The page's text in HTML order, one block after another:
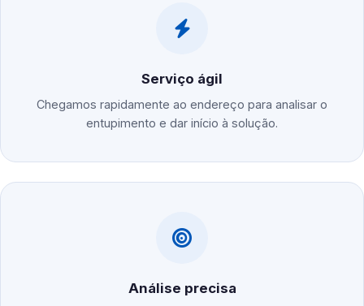
Serviço ágil
Chegamos rapidamente ao endereço para analisar o
entupimento e dar início à solução.
Análise precisa